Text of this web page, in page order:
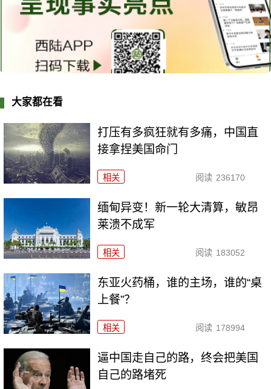
大家都在看
打压有多疯狂就有多痛，中国直
接拿捏美国命门
相关 阅读 236170
缅甸异变！新一轮大清算，敏昂
莱溃不成军
相关 阅读 183052
东亚火药桶，谁的主场，谁的“桌
上餐”？
相关 阅读 178994
逼中国走自己的路，终会把美国
自己的路堵死